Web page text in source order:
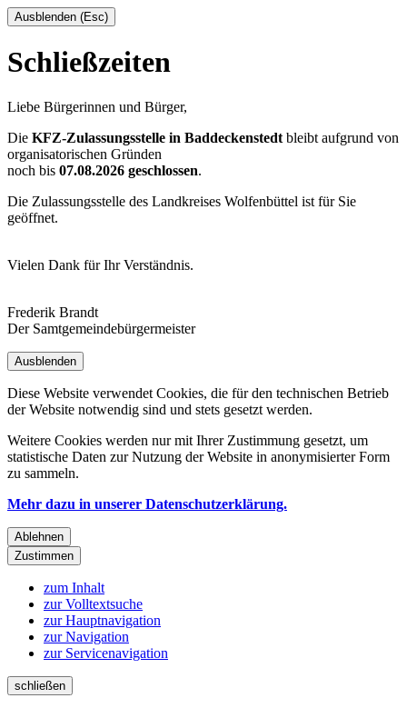
Ausblenden (Esc)
Schließzeiten
Liebe Bürgerinnen und Bürger,
Die KFZ-Zulassungsstelle in Baddeckenstedt bleibt aufgrund von
organisatorischen Gründen
noch bis 07.08.2026 geschlossen.
Die Zulassungsstelle des Landkreises Wolfenbüttel ist für Sie
geöffnet.
Vielen Dank für Ihr Verständnis.
Frederik Brandt
Der Samtgemeindebürgermeister
Ausblenden
Diese Website verwendet Cookies, die für den technischen Betrieb
der Website notwendig sind und stets gesetzt werden.
Weitere Cookies werden nur mit Ihrer Zustimmung gesetzt, um
statistische Daten zur Nutzung der Website in anonymisierter Form
zu sammeln.
Mehr dazu in unserer Datenschutzerklärung.
Ablehnen
Zustimmen
zum Inhalt
zur Volltextsuche
zur Hauptnavigation
zur Navigation
zur Servicenavigation
schließen